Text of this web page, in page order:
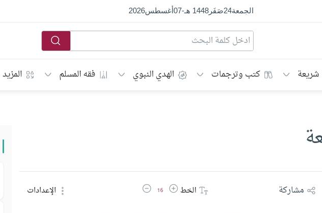
الجمعة24صَفَر1448 هـ -
07أغسطس2026
شريعة كتب وترجمات الهدي النبوي فقه المسلم المزيد
مشاركة الخطزيادة حجم الخط
16 تقليل حجم الخط الإعدادات